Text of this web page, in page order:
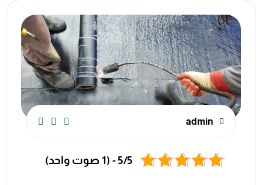
admin
5/5 - (1 صوت واحد)